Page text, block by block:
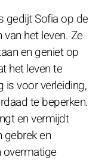
gedijt Sofia op de
het leven. Ze
en geniet op
het leven te
is voor verleiding,
te beperken.
en vermijdt
gebrek en
overmatige